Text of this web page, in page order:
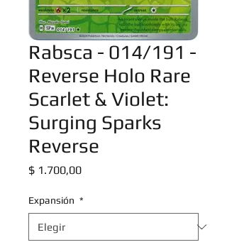
Rabsca - 014/191 -
Reverse Holo Rare
Scarlet & Violet:
Surging Sparks
Reverse
$ 1.700,00Precio
Expansión *